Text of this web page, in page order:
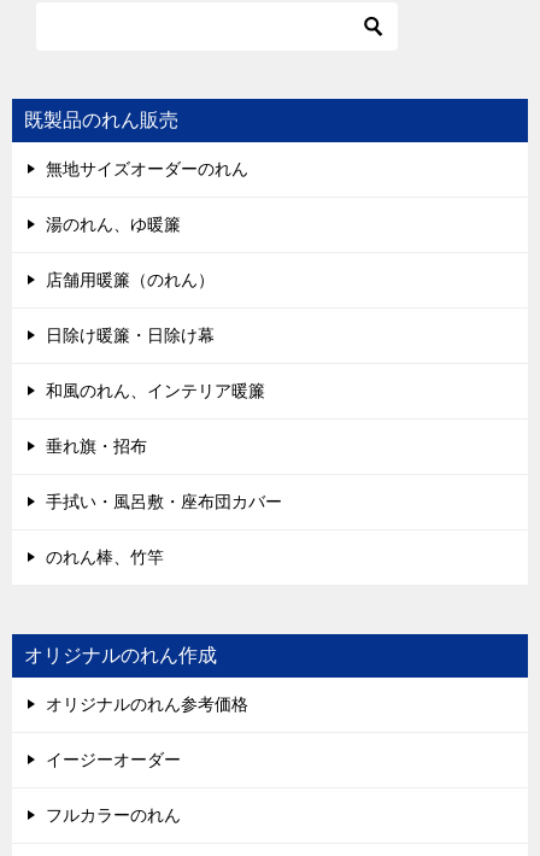
既製品のれん販売
無地サイズオーダーのれん
湯のれん、ゆ暖簾
店舗用暖簾（のれん）
日除け暖簾・日除け幕
和風のれん、インテリア暖簾
垂れ旗・招布
手拭い・風呂敷・座布団カバー
のれん棒、竹竿
オリジナルのれん作成
オリジナルのれん参考価格
イージーオーダー
フルカラーのれん